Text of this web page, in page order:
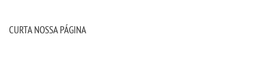
CURTA NOSSA PÁGINA